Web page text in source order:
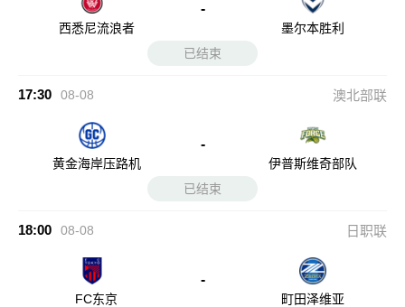
西悉尼流浪者
-
墨尔本胜利
已结束
17:30 08-08 澳北部联
黄金海岸压路机
-
伊普斯维奇部队
已结束
18:00 08-08 日职联
FC东京
-
町田泽维亚